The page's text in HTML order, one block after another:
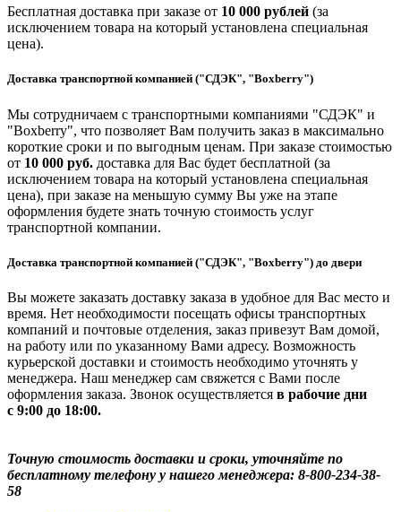
Бесплатная доставка при заказе от 10 000 рублей (за
исключением товара на который установлена специальная
цена).
Доставка транспортной компанией ("СДЭК", "Boxberry")
Мы сотрудничаем с транспортными компаниями "СДЭК" и
"Boxberry", что позволяет Вам получить заказ в максимально
короткие сроки и по выгодным ценам. При заказе стоимостью
от 10 000 руб. доставка для Вас будет бесплатной (за
исключением товара на который установлена специальная
цена), при заказе на меньшую сумму Вы уже на этапе
оформления будете знать точную стоимость услуг
транспортной компании.
Доставка транспортной компанией ("СДЭК", "Boxberry") до двери
Вы можете заказать доставку заказа в удобное для Вас место и
время. Нет необходимости посещать офисы транспортных
компаний и почтовые отделения, заказ привезут Вам домой,
на работу или по указанному Вами адресу. Возможность
курьерской доставки и стоимость необходимо уточнять у
менеджера. Наш менеджер сам свяжется с Вами после
оформления заказа. Звонок осуществляется в рабочие дни
с 9:00 до 18:00.
Точную стоимость доставки и сроки, уточняйте по
бесплатному телефону у нашего менеджера: 8-800-234-38-
58